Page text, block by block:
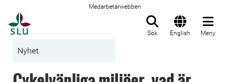
Medarbetarwebben
Sök English Meny
Nyhet